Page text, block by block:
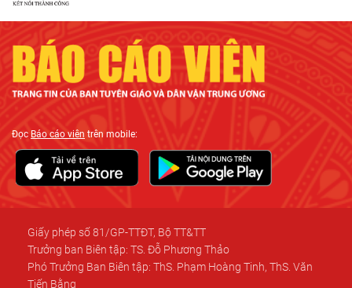
ĐọcBáo cáo viên trên mobile:
Giấy phép số 81/GP-TTĐT, Bộ TT&TT
Trưởng ban Biên tập: TS. Đỗ Phương Thảo
Phó Trưởng Ban Biên tập: ThS. Phạm Hoàng Tinh, ThS. Văn
Tiến Bằng